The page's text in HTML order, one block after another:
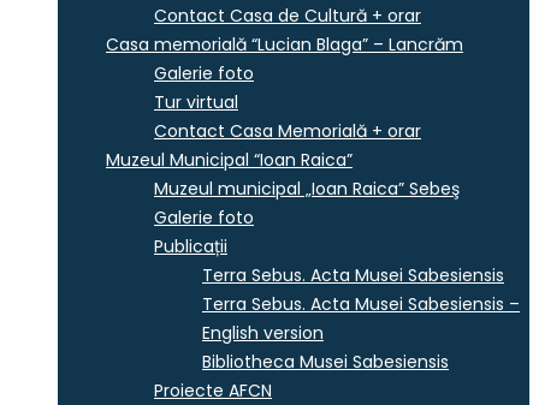
Contact Casa de Cultură + orar
Casa memorială “Lucian Blaga” – Lancrăm
Galerie foto
Tur virtual
Contact Casa Memorială + orar
Muzeul Municipal “Ioan Raica”
Muzeul municipal „Ioan Raica” Sebeş
Galerie foto
Publicații
Terra Sebus. Acta Musei Sabesiensis
Terra Sebus. Acta Musei Sabesiensis –
English version
Bibliotheca Musei Sabesiensis
Proiecte AFCN